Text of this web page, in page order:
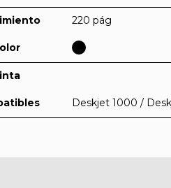
220 pág
Deskjet 1000 /